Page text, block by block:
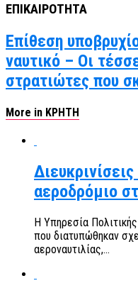
ΕΠΙΚΑΙΡΟΤΗΤΑ
Επίθεση
ναυτικό – Οι
στρατιώτες που
More in ΚΡΗΤΗ
αεροδρόμιο
Η Υπηρεσία
που διατυπώθηκαν
αεροναυτιλίας,...